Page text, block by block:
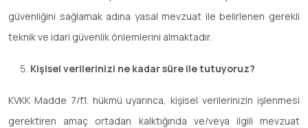
güvenliğini sağlamak adına yasal mevzuat ile belirlenen gerekli
teknik ve idari güvenlik önlemlerini almaktadır.
Kişisel verilerinizi ne kadar süre ile tutuyoruz?
KVKK Madde 7/f.1. hükmü uyarınca, kişisel verilerinizin işlenmesi
gerektiren amaç ortadan kalktığında ve/veya ilgili mevzuat